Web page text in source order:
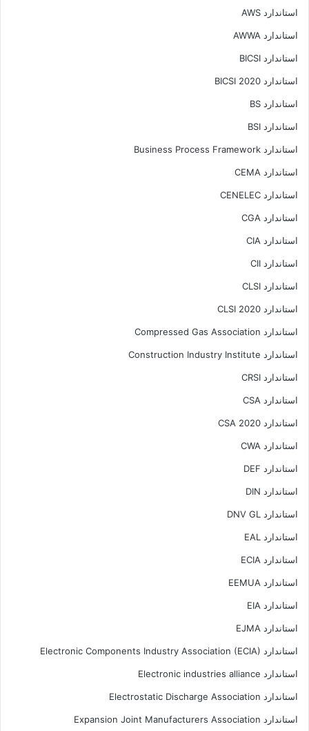
استاندارد AWS
استاندارد AWWA
استاندارد BICSI
استاندارد BICSI 2020
استاندارد BS
استاندارد BSI
استاندارد Business Process Framework
استاندارد CEMA
استاندارد CENELEC
استاندارد CGA
استاندارد CIA
استاندارد CII
استاندارد CLSI
استاندارد CLSI 2020
استاندارد Compressed Gas Association
استاندارد Construction Industry Institute
استاندارد CRSI
استاندارد CSA
استاندارد CSA 2020
استاندارد CWA
استاندارد DEF
استاندارد DIN
استاندارد DNV GL
استاندارد EAL
استاندارد ECIA
استاندارد EEMUA
استاندارد EIA
استاندارد EJMA
استاندارد Electronic Components Industry Association (ECIA)
استاندارد Electronic industries alliance
استاندارد Electrostatic Discharge Association
استاندارد Expansion Joint Manufacturers Association